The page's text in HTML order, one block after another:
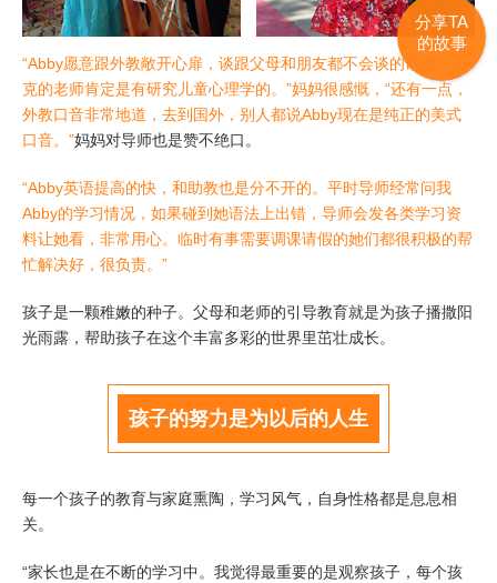
“Abby愿意跟外教敞开心扉，谈跟父母和朋友都不会谈的话题，必
克的老师肯定是有研究儿童心理学的。”妈妈很感慨，“还有一点，
外教口音非常地道，去到国外，别人都说Abby现在是纯正的美式
口音。”妈妈对导师也是赞不绝口。
“Abby英语提高的快，和助教也是分不开的。平时导师经常问我
Abby的学习情况，如果碰到她语法上出错，导师会发各类学习资
料让她看，非常用心。临时有事需要调课请假的她们都很积极的帮
忙解决好，很负责。”
孩子是一颗稚嫩的种子。父母和老师的引导教育就是为孩子播撒阳
光雨露，帮助孩子在这个丰富多彩的世界里茁壮成长。
孩子的努力是为以后的人生
每一个孩子的教育与家庭熏陶，学习风气，自身性格都是息息相
关。
“家长也是在不断的学习中。我觉得最重要的是观察孩子，每个孩
分享TA
的故事